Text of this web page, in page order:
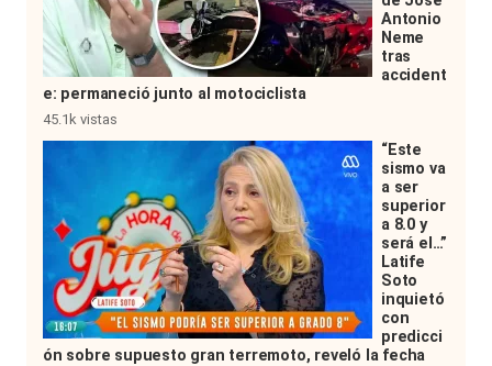
Antonio
Neme
tras
accident
e: permaneció junto al motociclista
45.1k vistas
“Este
sismo va
a ser
superior
a 8.0 y
será el…”
Latife
Soto
inquietó
con
predicci
ón sobre supuesto gran terremoto, reveló la fecha